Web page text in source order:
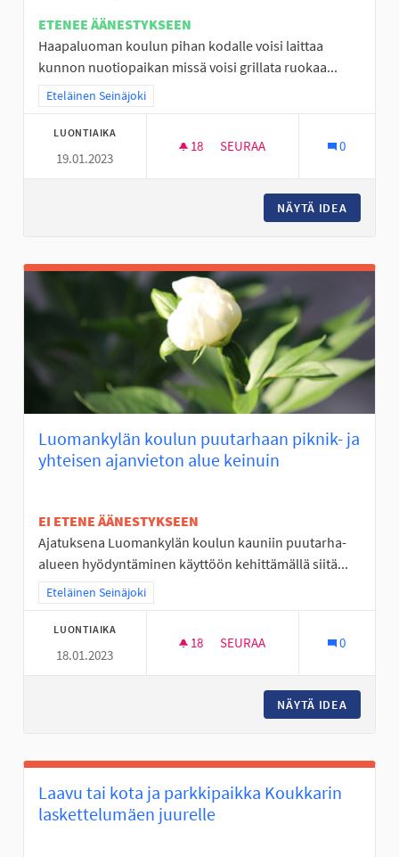
ETENEE ÄÄNESTYKSEEN
Haapaluoman koulun pihan kodalle voisi laittaa
kunnon nuotiopaikan missä voisi grillata ruokaa...
Rajaa tulokset teeman mukaan: Eteläinen Seinäjoki
Eteläinen Seinäjoki
LUONTIAIKA
19.01.2023
18 18 SEURAAJAA
SEURAA 0
NÄYTÄ IDEA
Luomankylän koulun puutarhaan piknik- ja
yhteisen ajanvieton alue keinuin
EI ETENE ÄÄNESTYKSEEN
Ajatuksena Luomankylän koulun kauniin puutarha-
alueen hyödyntäminen käyttöön kehittämällä siitä...
Rajaa tulokset teeman mukaan: Eteläinen Seinäjoki
Eteläinen Seinäjoki
LUONTIAIKA
18.01.2023
18 18 SEURAAJAA
SEURAA 0
NÄYTÄ IDEA
Laavu tai kota ja parkkipaikka Koukkarin
laskettelumäen juurelle